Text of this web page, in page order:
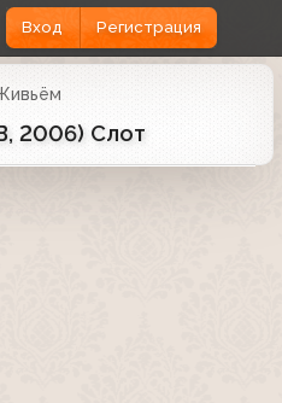
Вход Регистрация
2006) Слот